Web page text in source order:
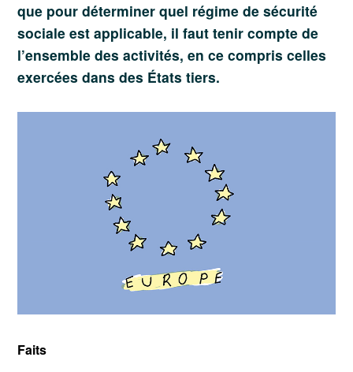
que pour déterminer quel régime de sécurité
sociale est applicable, il faut tenir compte de
l’ensemble des activités, en ce compris celles
exercées dans des États tiers.
Faits